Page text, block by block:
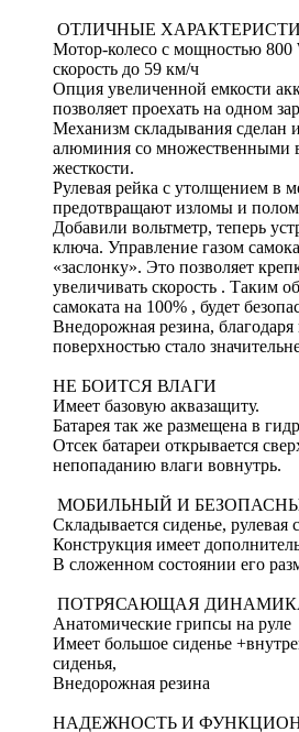
ОТЛИЧНЫЕ
Мотор-колесо с мощностью 800
скорость до 59 км/ч
Опция увеличенной емкости
позволяет проехать на одном
Механизм складывания сделан
алюминия со множественными
жесткости.
Рулевая рейка с утолщением в
предотвращают изломы и
Добавили вольтметр, теперь
ключа. Управление газом
«заслонку». Это позволяет
увеличивать скорость . Таким
самоката на 100% , будет
Внедорожная резина,
поверхностью стало
НЕ БОИТСЯ ВЛАГИ
Имеет базовую аквазащиту.
Батарея так же размещена в
Отсек батареи открывается
непопаданию влаги вовнутрь.
МОБИЛЬНЫЙ И
Складывается сиденье, рулевая
Конструкция имеет
В сложенном состоянии его
ПОТРЯСАЮЩАЯ
Анатомические грипсы на руле
Имеет большое сиденье
сиденья,
Внедорожная резина
НАДЕЖНОСТЬ И